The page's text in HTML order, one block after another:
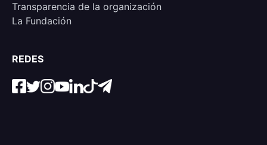
Transparencia de la organización
La Fundación
REDES